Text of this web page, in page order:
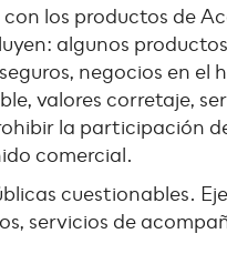
los productos de
algunos
negocios en
valores corretaje,
la participación
comercial.
cuestionables.
servicios de